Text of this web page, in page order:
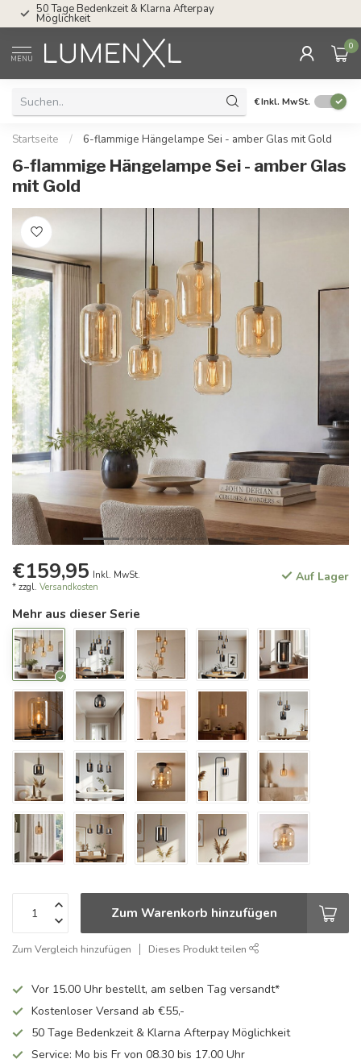
50 Tage Bedenkzeit & Klarna Afterpay
Möglichkeit
MENU
0
€Inkl. MwSt.
Startseite / 6-flammige Hängelampe Sei - amber Glas mit Gold
6-flammige Hängelampe Sei - amber Glas
mit Gold
€159,95 Inkl. MwSt.
* zzgl. Versandkosten
Auf Lager
Mehr aus dieser Serie
Zum Warenkorb hinzufügen
Zum Vergleich hinzufügen Dieses Produkt teilen
Vor 15.00 Uhr bestellt, am selben Tag versandt*
Kostenloser Versand ab €55,-
50 Tage Bedenkzeit & Klarna Afterpay Möglichkeit
Service: Mo bis Fr von 08.30 bis 17.00 Uhr